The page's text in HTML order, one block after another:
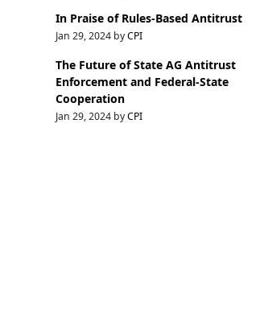
In Praise of Rules-Based Antitrust
Jan 29, 2024 byCPI
The Future of State AG Antitrust
Enforcement and Federal-State
Cooperation
Jan 29, 2024 byCPI